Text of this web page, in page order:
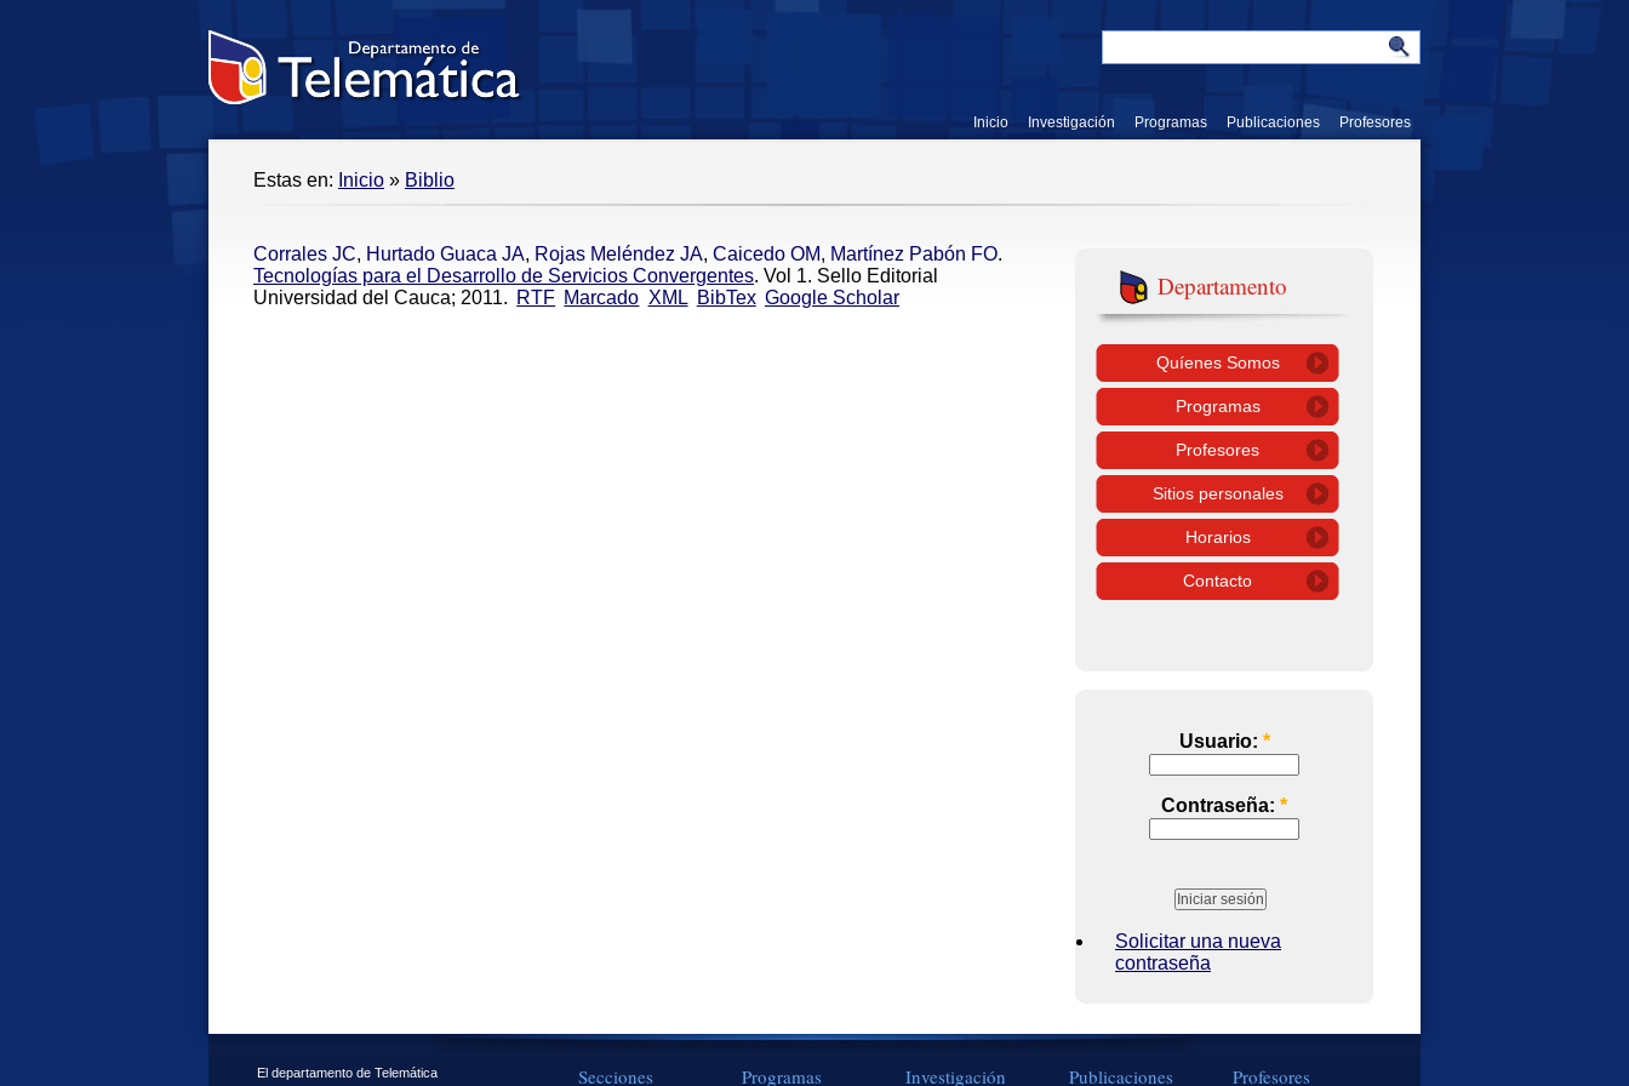
Inicio Investigación Programas Publicaciones Profesores
Estas en: Inicio » Biblio
Corrales JC, Hurtado Guaca JA, Rojas Meléndez JA, Caicedo OM, Martínez Pabón FO.
Tecnologías para el Desarrollo de Servicios Convergentes. Vol 1. Sello Editorial
Universidad del Cauca; 2011. RTF Marcado XML BibTex Google Scholar Departamento
Quíenes Somos
Programas
Profesores
Sitios personales
Horarios
Contacto
Usuario: *
Contraseña: *
Solicitar una nueva
contraseña
El departamento de Telemática
Secciones Programas Investigación Publicaciones Profesores